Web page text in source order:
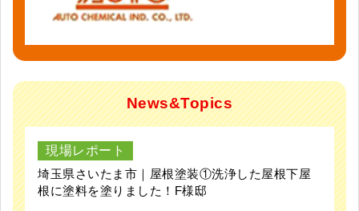
News&Topics
現場レポート
埼玉県さいたま市｜屋根塗装①洗浄した屋根下屋
根に塗料を塗りました！F様邸